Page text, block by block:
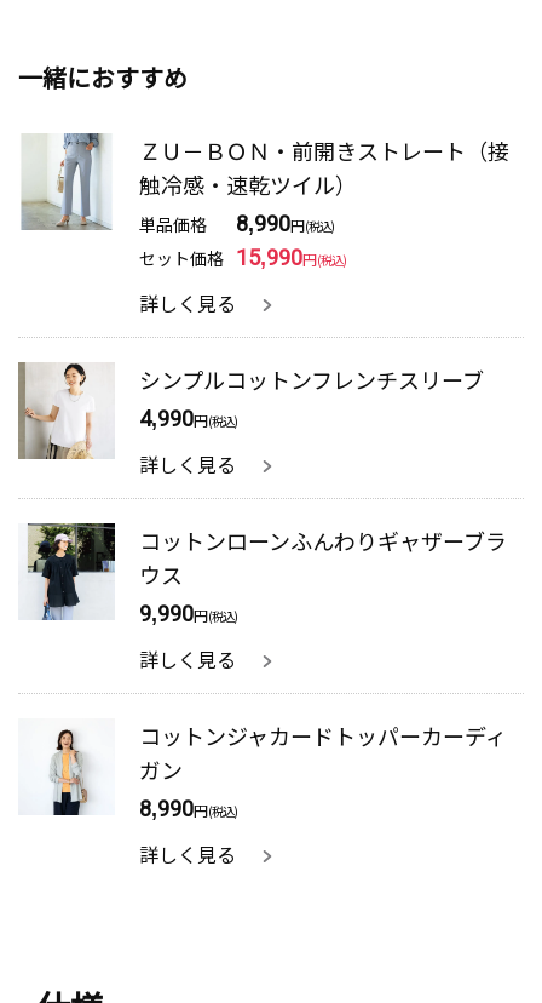
一緒におすすめ
ＺＵ－ＢＯＮ・前開きストレート（接
触冷感・速乾ツイル）
単品価格 8,990円(税込)
セット価格 15,990円(税込)
詳しく見る
シンプルコットンフレンチスリーブ
4,990円(税込)
詳しく見る
コットンローンふんわりギャザーブラ
ウス
9,990円(税込)
詳しく見る
コットンジャカードトッパーカーディ
ガン
8,990円(税込)
詳しく見る